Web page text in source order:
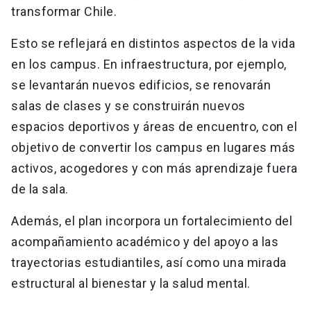
transformar Chile.
Esto se reflejará en distintos aspectos de la vida
en los campus. En infraestructura, por ejemplo,
se levantarán nuevos edificios, se renovarán
salas de clases y se construirán nuevos
espacios deportivos y áreas de encuentro, con el
objetivo de convertir los campus en lugares más
activos, acogedores y con más aprendizaje fuera
de la sala.
Además, el plan incorpora un fortalecimiento del
acompañamiento académico y del apoyo a las
trayectorias estudiantiles, así como una mirada
estructural al bienestar y la salud mental.